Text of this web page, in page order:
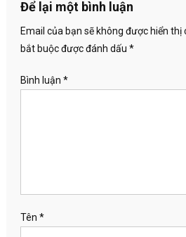
Để lại một bình luận
Email của bạn sẽ không được hiển thị
bắt buộc được đánh dấu *
Bình luận *
Tên *